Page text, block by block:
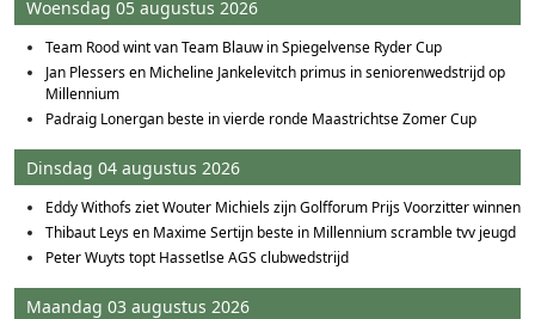
Woensdag 05 augustus 2026
Team Rood wint van Team Blauw in Spiegelvense Ryder Cup
Jan Plessers en Micheline Jankelevitch primus in seniorenwedstrijd op
Millennium
Padraig Lonergan beste in vierde ronde Maastrichtse Zomer Cup
Dinsdag 04 augustus 2026
Eddy Withofs ziet Wouter Michiels zijn Golfforum Prijs Voorzitter winnen
Thibaut Leys en Maxime Sertijn beste in Millennium scramble tvv jeugd
Peter Wuyts topt Hassetlse AGS clubwedstrijd
Maandag 03 augustus 2026